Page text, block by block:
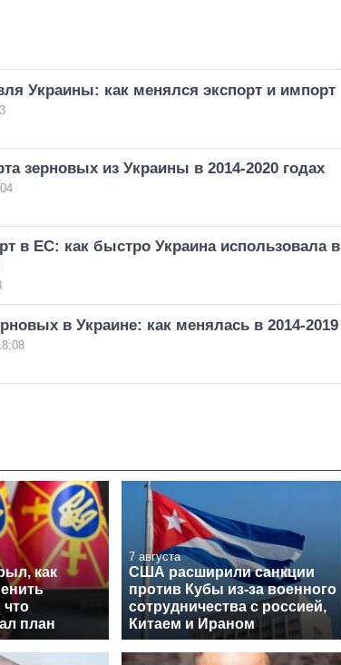
Украины: как менялся экспорт и импорт
зерновых из Украины в 2014-2020 годах
в ЕС: как быстро Украина использовала в
в Украине: как менялась в 2014-2019
как
план
7 августа
США расширили санкции
против Кубы из-за военного
сотрудничества с россией,
Китаем и Ираном